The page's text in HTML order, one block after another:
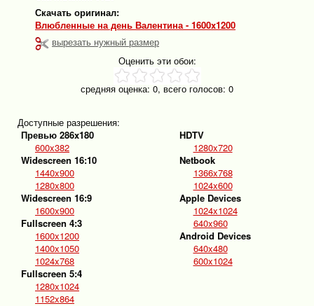
Скачать оригинал:
Влюбленные на день Валентина - 1600x1200
вырезать нужный размер
Оценить эти обои:
средняя оценка: 0, всего голосов: 0
Доступные разрешения:
Превью 286x180
600x382
Widescreen 16:10
1440x900
1280x800
Widescreen 16:9
1600x900
Fullscreen 4:3
1600x1200
1400x1050
1024x768
Fullscreen 5:4
1280x1024
1152x864
HDTV
1280x720
Netbook
1366x768
1024x600
Apple Devices
1024x1024
640x960
Android Devices
640x480
600x1024